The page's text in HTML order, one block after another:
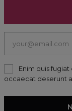
Enim quis
occaecat deserunt